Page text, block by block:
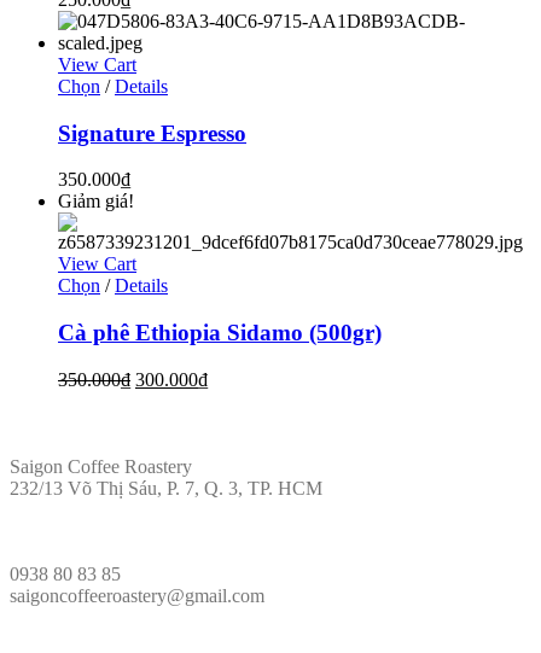
View Cart
Chọn / Details
Signature Espresso
350.000₫
Giảm giá!
View Cart
Chọn / Details
Cà phê Ethiopia Sidamo (500gr)
350.000₫ 300.000₫
Saigon Coffee Roastery
232/13 Võ Thị Sáu, P. 7, Q. 3, TP. HCM
0938 80 83 85
saigoncoffeeroastery@gmail.com